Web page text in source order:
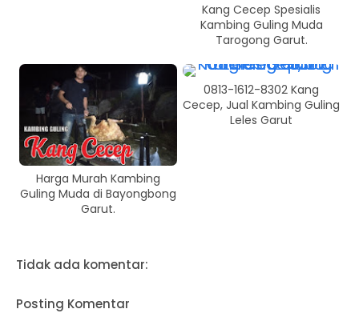
Kang Cecep Spesialis
Kambing Guling Muda
Tarogong Garut.
Harga Murah Kambing
Guling Muda di Bayongbong
Garut.
0813-1612-8302 Kang
Cecep, Jual Kambing Guling
Leles Garut
Tidak ada komentar:
Posting Komentar